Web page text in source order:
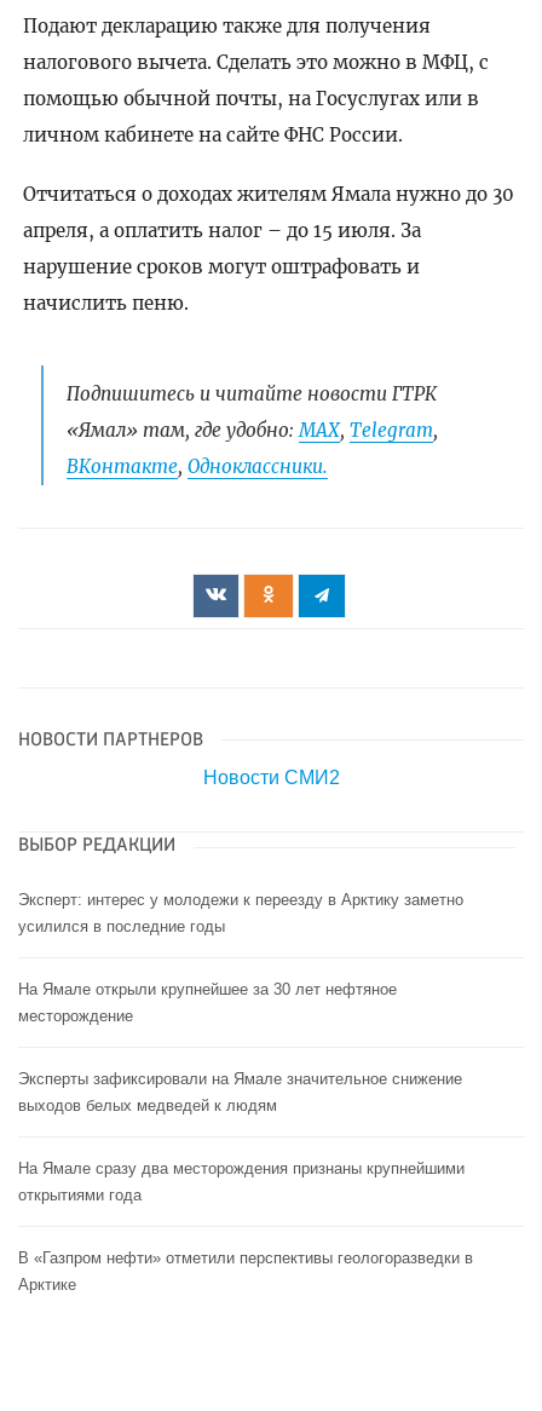
Подают декларацию также для получения
налогового вычета. Сделать это можно в МФЦ, с
помощью обычной почты, на Госуслугах или в
личном кабинете на сайте ФНС России.
Отчитаться о доходах жителям Ямала нужно до 30
апреля, а оплатить налог – до 15 июля. За
нарушение сроков могут оштрафовать и
начислить пеню.
Подпишитесь и читайте новости ГТРК
«Ямал» там, где удобно:МАХ, Telegram,
ВКонтакте, Одноклассники.
НОВОСТИ ПАРТНЕРОВ
Новости СМИ2
ВЫБОР РЕДАКЦИИ
Эксперт: интерес у молодежи к переезду в Арктику заметно
усилился в последние годы
На Ямале открыли крупнейшее за 30 лет нефтяное
месторождение
Эксперты зафиксировали на Ямале значительное снижение
выходов белых медведей к людям
На Ямале сразу два месторождения признаны крупнейшими
открытиями года
В «Газпром нефти» отметили перспективы геологоразведки в
Арктике